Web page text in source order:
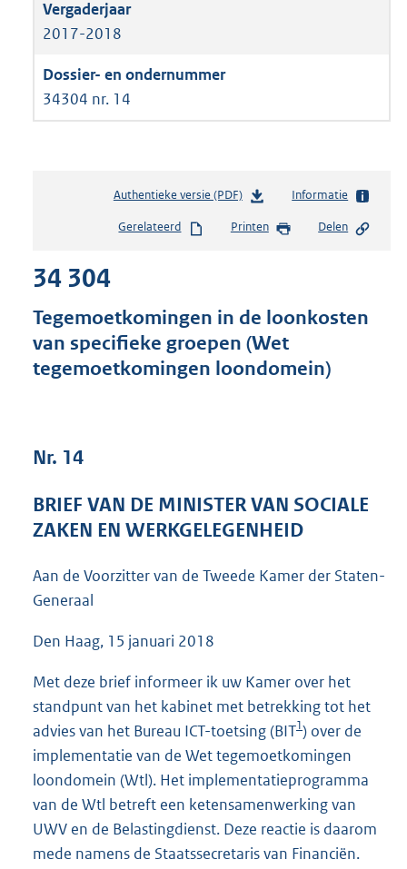
2017-2018
34304 nr. 14
Authentieke versie (PDF)b
s
d
s
g
r
5
K
Informatie
Gerelateerd Printen Delen
34 304
Tegemoetkomingen in de loonkosten
van specifieke groepen (Wet
tegemoetkomingen loondomein)
Nr. 14
BRIEF VAN DE MINISTER VAN SOCIALE
ZAKEN EN WERKGELEGENHEID
Aan de Voorzitter van de Tweede Kamer der Staten-
Generaal
Den Haag, 15 januari 2018
Met deze brief informeer ik uw Kamer over het
standpunt van het kabinet met betrekking tot het
advies van het Bureau ICT-toetsing (BIT1) over de
implementatie van de Wet tegemoetkomingen
loondomein (Wtl). Het implementatieprogramma
van de Wtl betreft een ketensamenwerking van
UWV en de Belastingdienst. Deze reactie is daarom
mede namens de Staatssecretaris van Financiën.